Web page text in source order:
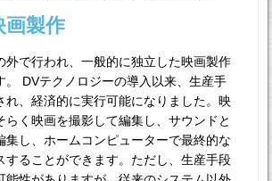
画製作
外で行われ、一般的に独立した映画製作
。 DVテクノロジーの導入以来、生産手
れ、経済的に実行可能になりました。映
らく映画を撮影して編集し、サウンドと
集し、ホームコンピューターで最終的な
することができます。ただし、生産手段